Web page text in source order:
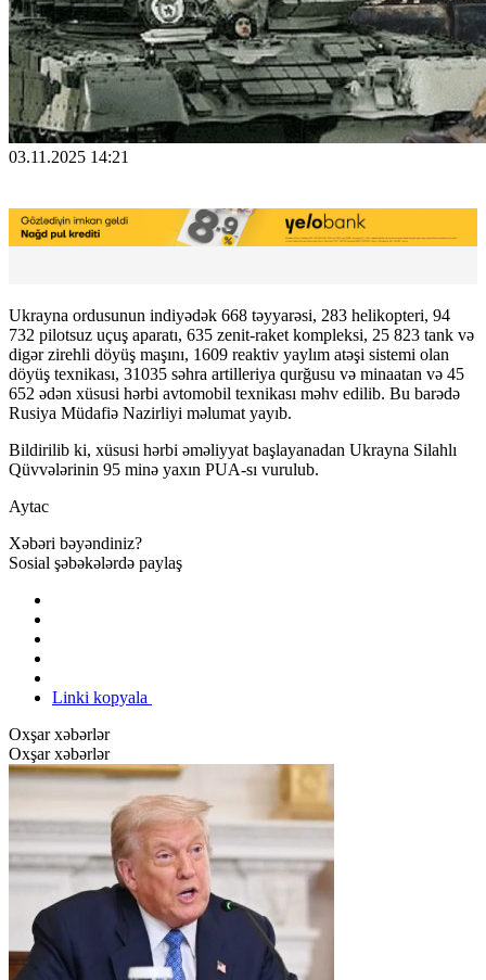
03.11.2025 14:21
Ukrayna ordusunun indiyədək 668 təyyarəsi, 283 helikopteri, 94
732 pilotsuz uçuş aparatı, 635 zenit-raket kompleksi, 25 823 tank və
digər zirehli döyüş maşını, 1609 reaktiv yaylım atəşi sistemi olan
döyüş texnikası, 31035 səhra artilleriya qurğusu və minaatan və 45
652 ədən xüsusi hərbi avtomobil texnikası məhv edilib. Bu barədə
Rusiya Müdafiə Nazirliyi məlumat yayıb.
Bildirilib ki, xüsusi hərbi əməliyyat başlayanadan Ukrayna Silahlı
Qüvvələrinin 95 minə yaxın PUA-sı vurulub.
Aytac
Xəbəri bəyəndiniz?
Sosial şəbəkələrdə paylaş
Linki kopyala
Oxşar xəbərlər
Oxşar xəbərlər